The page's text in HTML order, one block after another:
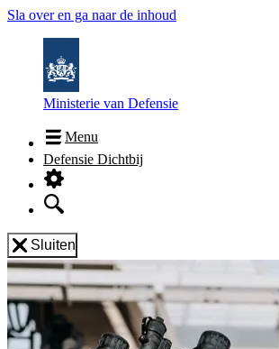
Sla over en ga naar de inhoud
Ministerie van Defensie
Menu
Defensie Dichtbij
Sluiten